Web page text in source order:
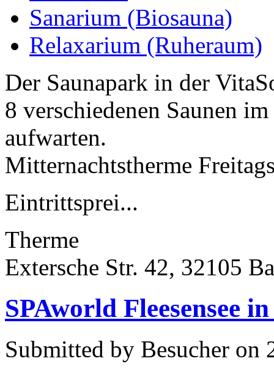
Sanarium (Biosauna)
Relaxarium (Ruheraum)
Der Saunapark in der
8 verschiedenen Saunen
aufwarten.
Mitternachtstherme
Eintrittsprei...
Therme
Extersche Str. 42, 32105
SPAworld Fleesensee
Submitted by Besucher on